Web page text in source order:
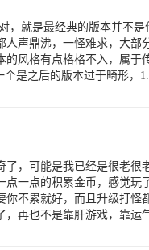
，就是最经典的版本并不
人声鼎沸，一怪难求，大部
的风格有点格格不入，属于
个是之后的版本过于畸形，
了，可能是我已经是很老很
点一点的积累金币，感觉
你不累就好，而且升级打
，再也不是靠肝游戏，靠运